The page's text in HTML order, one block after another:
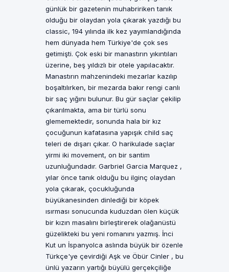
günlük bir gazetenin muhabririken tanık
olduğu bir olaydan yola çıkarak yazdığı bu
classic, 194 yılında ilk kez yayımlandığında
hem dünyada hem Türkiye'de çok ses
getimişti. Çok eski bir manastırın yıkıntıları
üzerine, beş yıldızlı bir otele yapılacaktır.
Manastırın mahzenindeki mezarlar kazılıp
boşaltılırken, bir mezarda bakır rengi canlı
bir saç yığını bulunur. Bu gür saçlar çekilip
çıkarılmakta, ama bir türlü sonu
glememektedir, sonunda hala bir kız
çocuğunun kafatasına yapışık child saç
teleri de dışarı çıkar. O harikulade saçlar
yirmi iki movement, on bir santim
uzunluğundadır. Garbriel Garcia Marquez ,
yılar önce tanık olduğu bu ilginç olaydan
yola çıkarak, çocukluğunda
büyükanesinden dinlediği bir köpek
ısırması sonucunda kuduzdan ölen küçük
bir kızın masalını birleştirerek olağanüstü
güzelikteki bu yeni romanını yazmış. İnci
Kut un İspanyolca aslında büyük bir özenle
Türkçe'ye çevirdiği Aşk ve Öbür Cinler , bu
ünlü yazarın yartığı büyülü gerçekçiliğe